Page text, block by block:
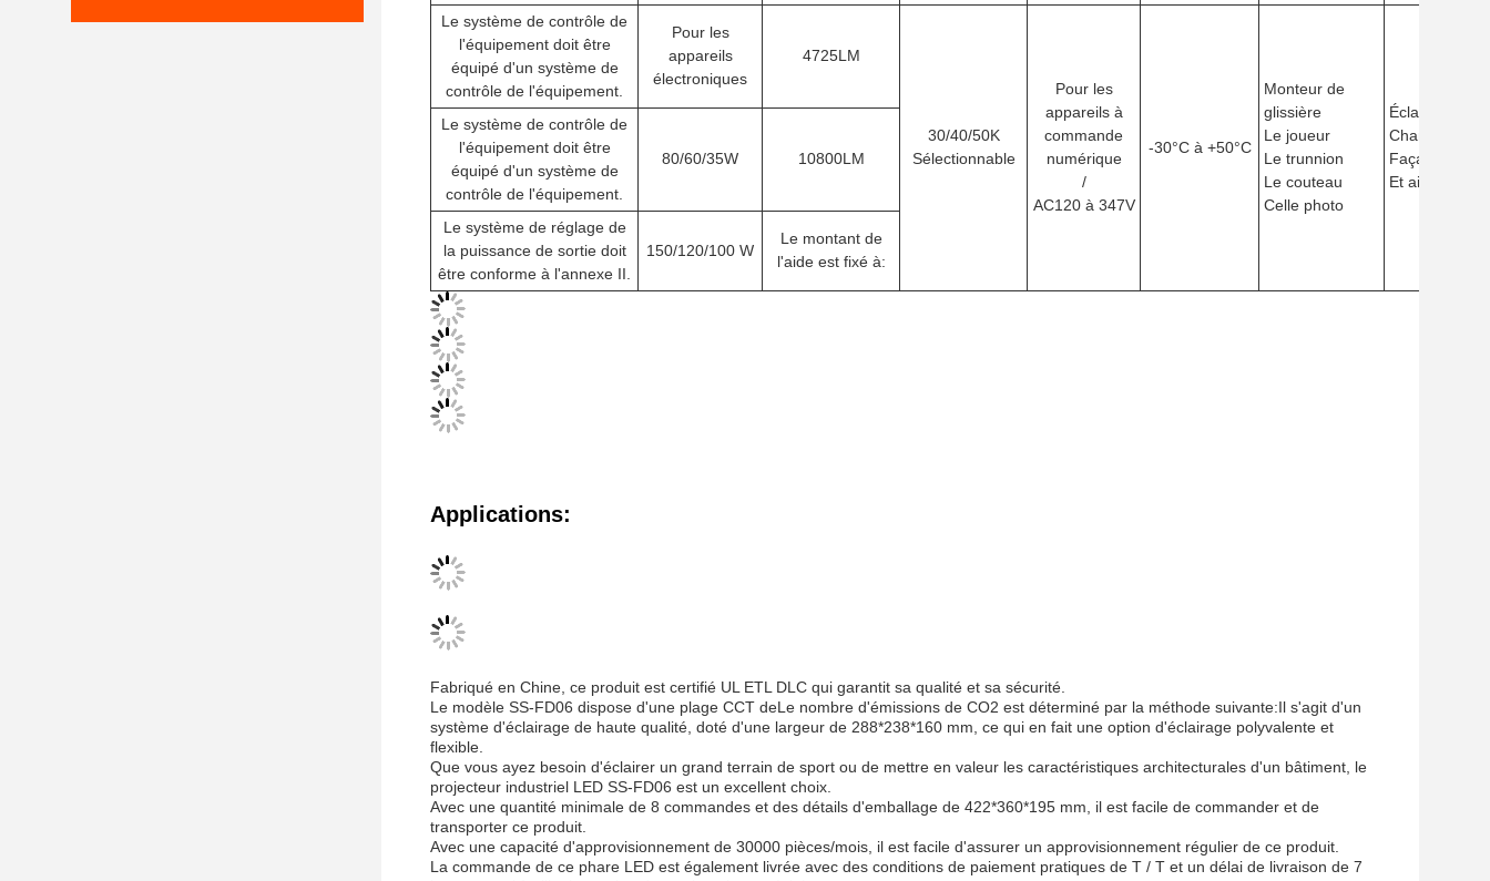
Le système de contrôle de
l'équipement doit être
équipé d'un système de
contrôle de l'équipement.
Pour les
appareils
électroniques
4725LM
30/40/50K
Sélectionnable
Pour les
appareils à
commande
numérique
/
AC120 à 347V
-30°C à +50°C
Monteur de
glissière
Le joueur
Le trunnion
Le couteau
Celle photo
Éclairage
Champs de
Façade du
Et ainsi de
Le système de contrôle de
l'équipement doit être
équipé d'un système de
contrôle de l'équipement.
80/60/35W 10800LM
Le système de réglage de
la puissance de sortie doit
être conforme à l'annexe II.
150/120/100 W
Le montant de
l'aide est fixé à:
Fabriqué en Chine, ce produit est certifié UL ETL DLC qui garantit sa qualité et sa sécurité.
système d'éclairage de haute qualité, doté d'une largeur de 288*238*160 mm, ce qui en fait une option d'éclairage polyvalente et
flexible.
Que vous ayez besoin d'éclairer un grand terrain de sport ou de mettre en valeur les caractéristiques architecturales d'un bâtiment, le
projecteur industriel LED SS-FD06 est un excellent choix.
Avec une quantité minimale de 8 commandes et des détails d'emballage de 422*360*195 mm, il est facile de commander et de
transporter ce produit.
Avec une capacité d'approvisionnement de 30000 pièces/mois, il est facile d'assurer un approvisionnement régulier de ce produit.
La commande de ce phare LED est également livrée avec des conditions de paiement pratiques de T / T et un délai de livraison de 7
jours, ce qui facilite la gestion de vos besoins en éclairage.
Donc si vous cherchez un projecteur LED extérieur fiable et efficace, le modèle SS-FD06 de Starlake vaut vraiment la peine d'être